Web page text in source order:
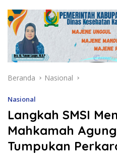
Beranda Nasional
Nasional
Langkah SMSI
Mahkamah
Tumpukan